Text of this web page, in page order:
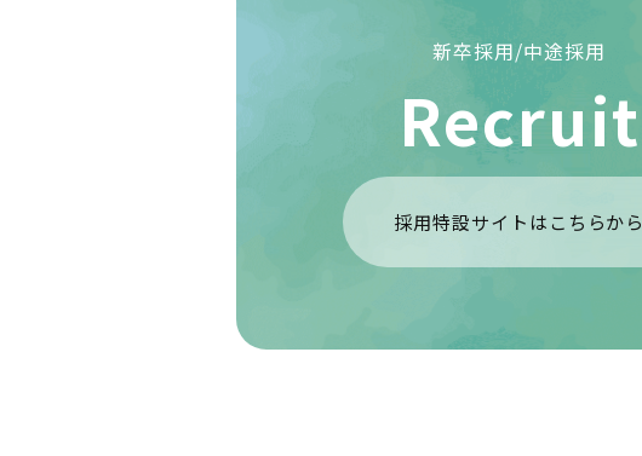
新卒採用/中途採用
Recruit
採用特設サイトはこちらから